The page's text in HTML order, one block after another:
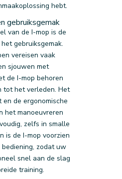
hebt.
gebruiksgemak
van de I-mop is de
gebruiksgemak.
vereisen vaak
sjouwen met
de I-mop behoren
tot het verleden. Het
de ergonomische
het manoeuvreren
zelfs in smalle
is de I-mop voorzien
zodat uw
snel aan de slag
training.